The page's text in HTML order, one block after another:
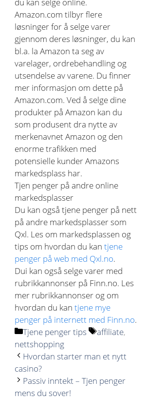
Amazon.com tilbyr flere
løsninger for å selge varer
gjennom deres løsninger, du kan
bl.a. la Amazon ta seg av
varelager, ordrebehandling og
utsendelse av varene. Du finner
mer informasjon om dette på
Amazon.com. Ved å selge dine
produkter på Amazon kan du
som produsent dra nytte av
merkenavnet Amazon og den
enorme trafikken med
potensielle kunder Amazons
markedsplass har.
Tjen penger på andre online
markedsplasser
Du kan også tjene penger på nett
på andre markedsplasser som
Qxl. Les om markedsplassen og
tips om hvordan du kan tjene
penger på web med Qxl.no.
Dui kan også selge varer med
rubrikkannonser på Finn.no. Les
mer rubrikkannonser og om
hvordan du kan tjene mye
penger på internett med Finn.no.
Kategorier
Tjene penger tips Stikkord
affiliate,
nettshopping
Hvordan starter man et nytt
casino?
Passiv inntekt – Tjen penger
mens du sover!